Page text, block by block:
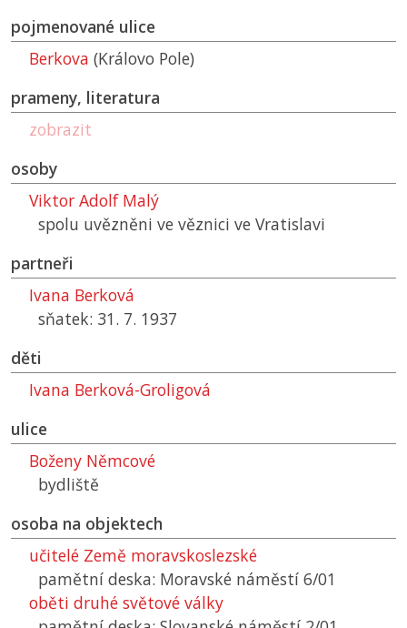
pojmenované ulice
Berkova (Královo Pole)
prameny, literatura
zobrazit
osoby
Viktor Adolf Malý
spolu uvězněni ve věznici ve Vratislavi
partneři
Ivana Berková
sňatek: 31. 7. 1937
děti
Ivana Berková-Groligová
ulice
Boženy Němcové
bydliště
osoba na objektech
učitelé Země moravskoslezské
pamětní deska: Moravské náměstí 6/01
oběti druhé světové války